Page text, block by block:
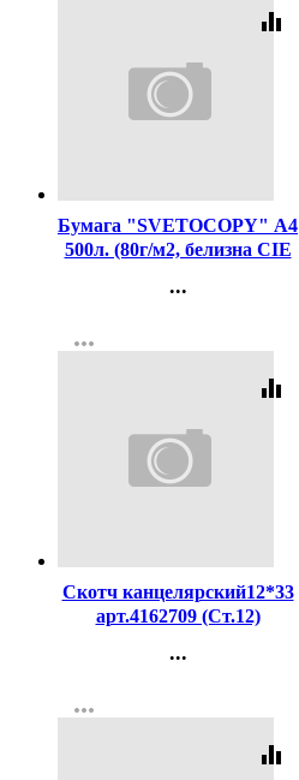
equalizer
Бумага "SVETOCOPY" А4
500л. (80г/м2, белизна CIE
(Ст.5)
...
Регистрация
more_horiz
equalizer
Скотч канцелярский12*33
арт.4162709 (Ст.12)
...
Регистрация
more_horiz
equalizer